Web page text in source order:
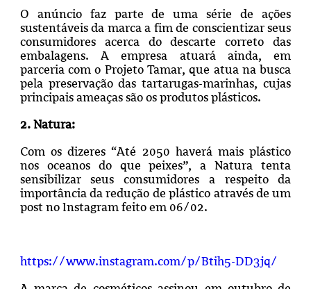
O anúncio faz parte de uma série de ações
sustentáveis da marca a fim de conscientizar seus
consumidores acerca do descarte correto das
embalagens. A empresa atuará ainda, em
parceria com o Projeto Tamar, que atua na busca
pela preservação das tartarugas-marinhas, cujas
principais ameaças são os produtos plásticos.
2. Natura:
Com os dizeres “Até 2050 haverá mais plástico
nos oceanos do que peixes”, a Natura tenta
sensibilizar seus consumidores a respeito da
importância da redução de plástico através de um
post no Instagram feito em 06/02.
https://www.instagram.com/p/Btih5-DD3jq/